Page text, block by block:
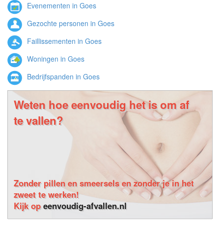
Evenementen in Goes
Gezochte personen in Goes
Faillissementen in Goes
Woningen in Goes
Bedrijfspanden in Goes
Weten hoe eenvoudig het is om af
te vallen?
Zonder pillen en smeersels en zonder je in het
zweet te werken!
Kijk opeenvoudig-afvallen.nl